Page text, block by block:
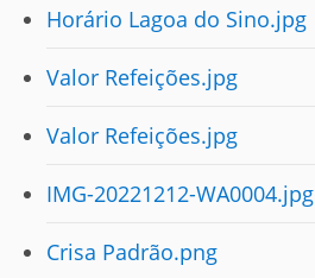
Horário Lagoa do Sino.jpg
Valor Refeições.jpg
Valor Refeições.jpg
IMG-20221212-WA0004.jpg
Crisa Padrão.png